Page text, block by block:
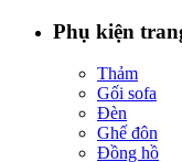
Phụ kiện
Thảm
Gối sofa
Đèn
Ghế đôn
Đồng hồ